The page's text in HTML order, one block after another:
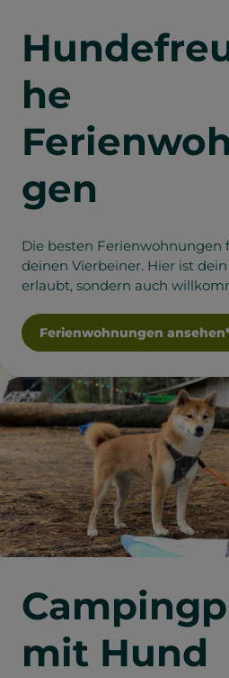
he
gen
Die besten Ferienwohnungen
deinen Vierbeiner. Hier ist
erlaubt, sondern auch
Ferienwohnungen
mit Hund